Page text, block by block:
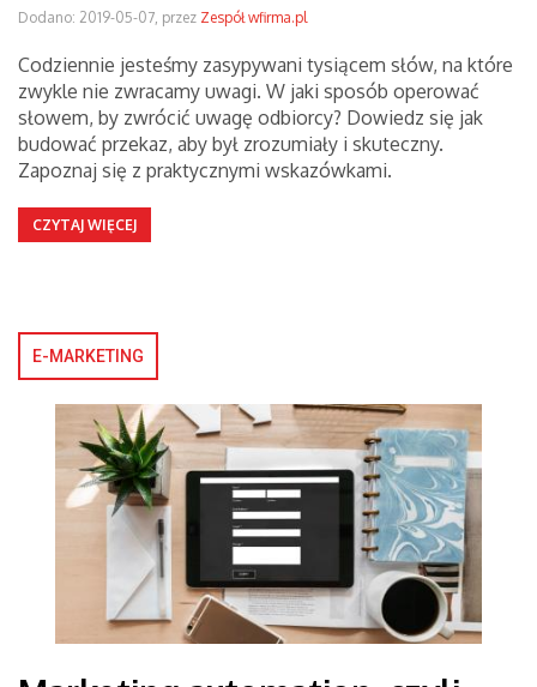
Dodano: 2019-05-07, przez Zespół wfirma.pl
Codziennie jesteśmy zasypywani tysiącem słów, na które
zwykle nie zwracamy uwagi. W jaki sposób operować
słowem, by zwrócić uwagę odbiorcy? Dowiedz się jak
budować przekaz, aby był zrozumiały i skuteczny.
Zapoznaj się z praktycznymi wskazówkami.
CZYTAJ WIĘCEJ
E-MARKETING